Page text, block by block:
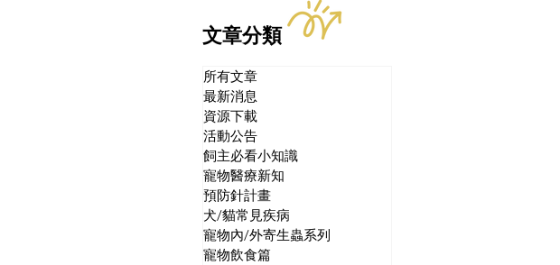
文章分類
所有文章
最新消息
資源下載
活動公告
飼主必看小知識
寵物醫療新知
預防針計畫
犬/貓常見疾病
寵物內/外寄生蟲系列
寵物飲食篇